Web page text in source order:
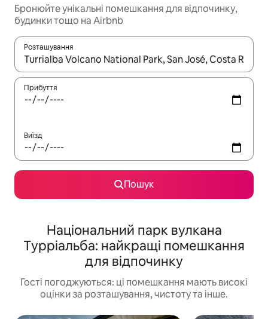
Бронюйте унікальні помешкання для відпочинку,
будинки тощо на Airbnb
Розташування
Отримавши результати пошуку, використовуйте для
Прибуття
Виїзд
Пошук
Національний парк вулкана
Турріальба: найкращі помешкання
для відпочинку
Гості погоджуються: ці помешкання мають високі
оцінки за розташування, чистоту та інше.